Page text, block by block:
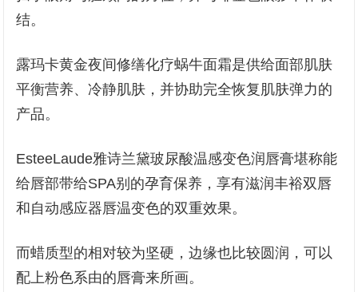
结。
露玛卡黄金夜间修缮化疗蜗牛面霜是供给面部肌肤
平衡营养、冷静肌肤，并协助完全恢复肌肤弹力的
产品。
EsteeLaude雅诗兰黛玻尿酸温感变色润唇膏堪称能
给唇部带给SPA别的孕育保养，享有滋润丰裕双唇
和自动感应器唇温变色的双重效果。
而蜡质型的相对较为坚硬，边缘也比较圆润，可以
配上粉色系由的唇膏来所画。